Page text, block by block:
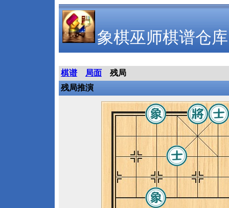
象棋巫师棋谱仓库
棋谱 局面
残局
残局推演